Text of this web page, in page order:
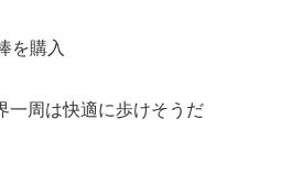
を購入
一周は快適に歩けそうだ